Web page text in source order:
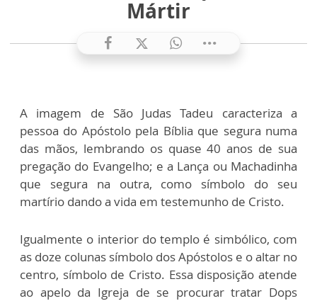
Mártir
A imagem de São Judas Tadeu caracteriza a
pessoa do Apóstolo pela Bíblia que segura numa
das mãos, lembrando os quase 40 anos de sua
pregação do Evangelho; e a Lança ou Machadinha
que segura na outra, como símbolo do seu
martírio dando a vida em testemunho de Cristo.
Igualmente o interior do templo é simbólico, com
as doze colunas símbolo dos Apóstolos e o altar no
centro, símbolo de Cristo. Essa disposição atende
ao apelo da Igreja de se procurar tratar Dops